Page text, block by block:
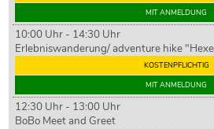
MIT ANMELDUNG
10:00 Uhr - 14:30 Uhr
Erlebniswanderung/ adventure hike
KOSTENPFLICHTIG
MIT ANMELDUNG
12:30 Uhr - 13:00 Uhr
BoBo Meet and Greet